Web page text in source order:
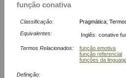
função conativa
Classificação: Pragmática;
Equivalentes:
Inglês: conative
Termos Relacionados:
função emotiva
função referencial
funções da
Definição: